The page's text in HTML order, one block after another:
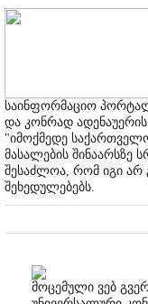
საინფორმაციო
და კონრად
"იმოქმედე
მასალების შინაარსზე
შესაძლოა, რომ იგი არ
შეხედულებებს.
მოცემული ვებ